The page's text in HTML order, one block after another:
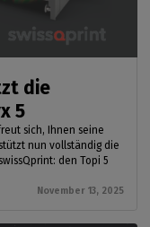
die
5
sich, Ihnen seine
nun vollständig die
den Topi 5
November 13, 2025